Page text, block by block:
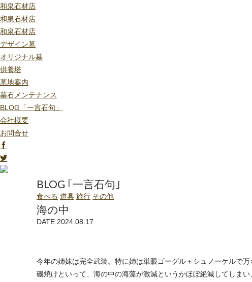
和泉石材店
和泉石材店
和泉石材店
デザイン墓
オリジナル墓
供養塔
墓地案内
墓石メンテナンス
BLOG「一言石句」
会社概要
お問合せ
BLOG ｢一言石句｣
食べる 道具 旅行 その他
海の中
DATE 2024.08.17
今年の姉妹は完全武装。特に姉は単眼ゴーグル＋シュノーケルで
磯焼けといって、海の中の海藻が激減というかほぼ絶滅してしま